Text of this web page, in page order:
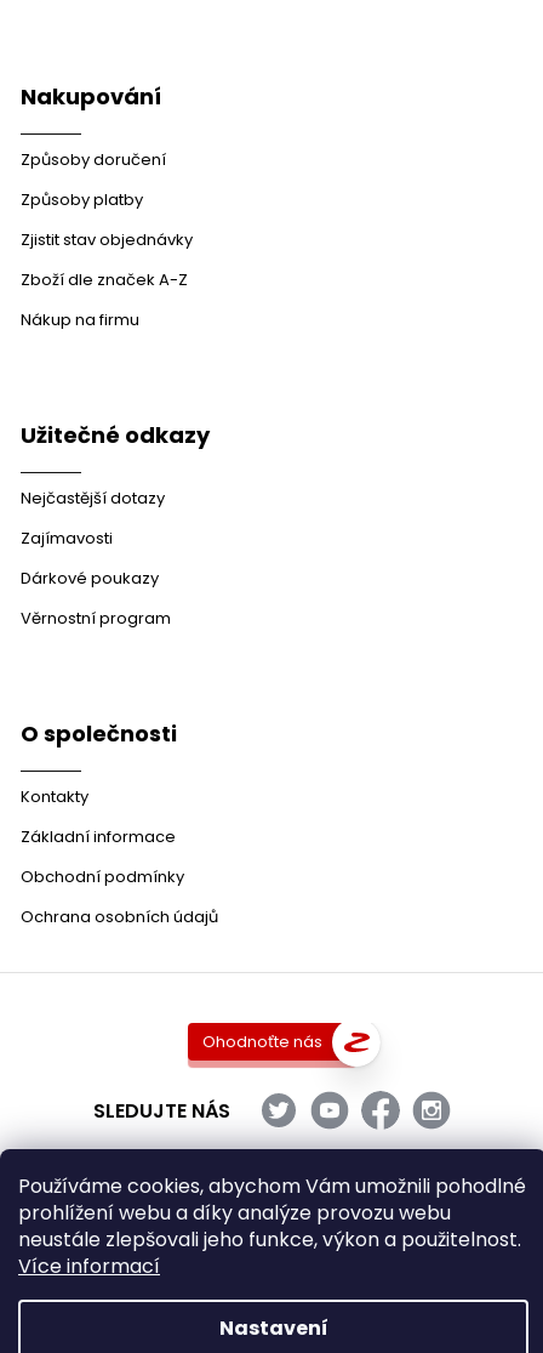
Používáme cookies, abychom Vám umožnili pohodlné
prohlížení webu a díky analýze provozu webu
neustále zlepšovali jeho funkce, výkon a použitelnost.
Více informací
Nastavení
Nakupování
Způsoby doručení
Způsoby platby
Zjistit stav objednávky
Zboží dle značek A-Z
Nákup na firmu
Užitečné odkazy
Nejčastější dotazy
Zajímavosti
Dárkové poukazy
Věrnostní program
O společnosti
Kontakty
Základní informace
Obchodní podmínky
Ochrana osobních údajů
Ohodnoťte nás
SLEDUJTE NÁS
Copyright 2026DobraVina.cz. Všechna práva vyhrazena.
Upravit nastavení cookies
Grafický návrh vytvořil a nakódoval